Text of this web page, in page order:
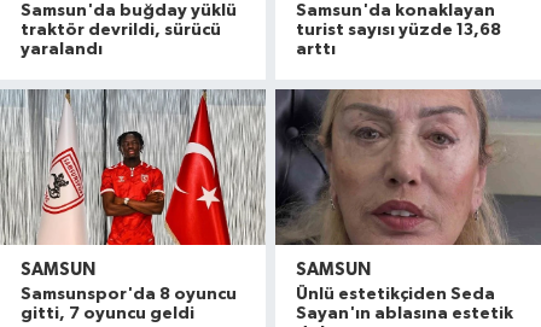
Samsun'da buğday yüklü
traktör devrildi, sürücü
yaralandı
Samsun'da konaklayan
turist sayısı yüzde 13,68
arttı
SAMSUN
Samsunspor'da 8 oyuncu
gitti, 7 oyuncu geldi
SAMSUN
Ünlü estetikçiden Seda
Sayan'ın ablasına estetik
16:49 |Dron saldırısına uğrayan geminin içi
15:27 |Uyuşturucu operasyonunda 7 şüpheli tutuklandı